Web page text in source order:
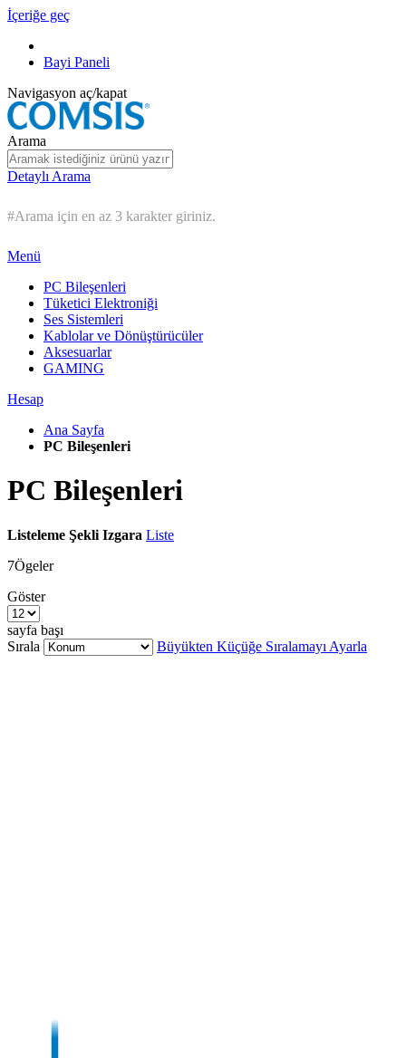
İçeriğe geç
Bayi Paneli
Navigasyon aç/kapat
Arama
Detaylı Arama
#Arama için en az 3 karakter giriniz.
Menü
PC Bileşenleri
Tüketici Elektroniği
Ses Sistemleri
Kablolar ve Dönüştürücüler
Aksesuarlar
GAMING
Hesap
Ana Sayfa
PC Bileşenleri
PC Bileşenleri
Listeleme Şekli Izgara Liste
7Ögeler
Göster
sayfa başı
Sırala
Büyükten Küçüğe Sıralamayı Ayarla